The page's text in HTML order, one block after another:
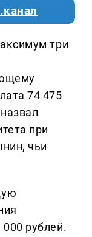
три
74 475
при
чьи
рублей.